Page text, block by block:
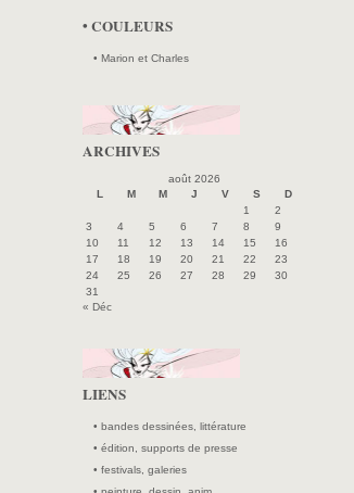
• COULEURS
• Marion et Charles
ARCHIVES
août 2026
L
M M J V S
D
1
2
3
4 5 6 7 8
9
10
11 12 13 14 15
16
17
18 19 20 21 22
23
24
25 26 27 28 29
30
31
« Déc
LIENS
• bandes dessinées, littérature
• édition, supports de presse
• festivals, galeries